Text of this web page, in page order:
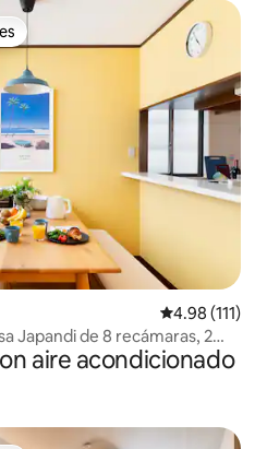
entre huéspedes
Calificación
4.98 (111)
Japandi de 8 recámaras, 2
aire acondicionado